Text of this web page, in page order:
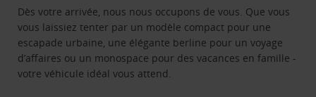
Dès votre arrivée, nous nous occupons de vous. Que vous
vous laissiez tenter par un modèle compact pour une
escapade urbaine, une élégante berline pour un voyage
d’affaires ou un monospace pour des vacances en famille -
votre véhicule idéal vous attend.